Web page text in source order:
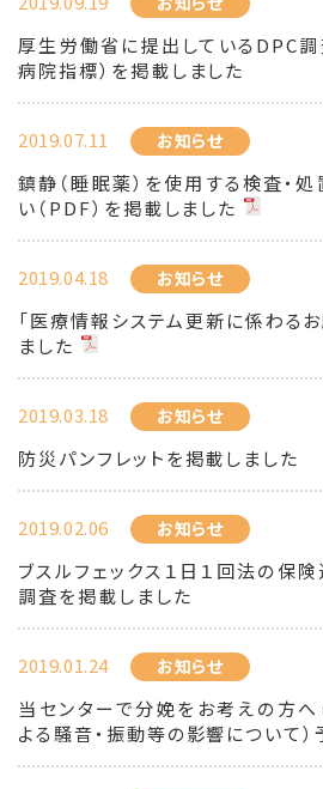
厚生労働省に提出しているDPC
病院指標）を掲載しました
2019.07.11 お知らせ
鎮静（睡眠薬）を使用する検査・
い（PDF）を掲載しました
2019.04.18 お知らせ
「医療情報システム更新に係わる
ました
2019.03.18 お知らせ
防災パンフレットを掲載しました
2019.02.06 お知らせ
ブスルフェックス１日１回法の保
調査を掲載しました
2019.01.24 お知らせ
当センターで分娩をお考えの方
よる騒音・振動等の影響について